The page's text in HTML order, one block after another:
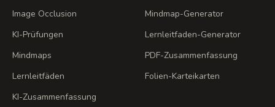
Image Occlusion
KI-Prüfungen
Mindmaps
Lernleitfäden
KI-Zusammenfassung
Mindmap-Generator
Lernleitfaden-Generator
PDF-Zusammenfassung
Folien-Karteikarten